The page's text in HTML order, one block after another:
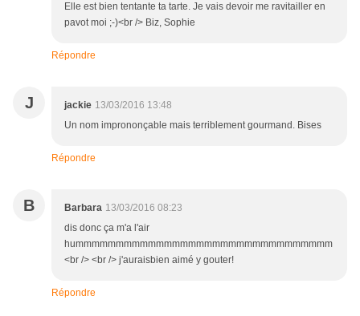
Elle est bien tentante ta tarte. Je vais devoir me ravitailler en
pavot moi ;-)<br /> Biz, Sophie
Répondre
J jackie 13/03/2016 13:48
Un nom imprononçable mais terriblement gourmand. Bises
Répondre
B Barbara 13/03/2016 08:23
dis donc ça m'a l'air
hummmmmmmmmmmmmmmmmmmmmmmmmmmmmmmm
<br /> <br /> j'auraisbien aimé y gouter!
Répondre